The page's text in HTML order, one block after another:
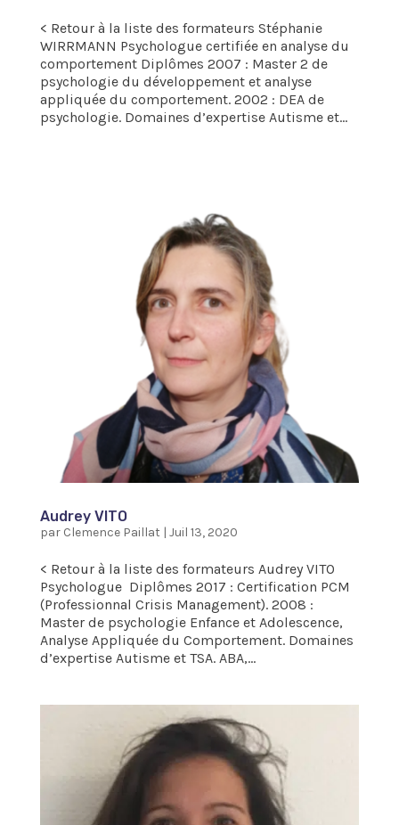
< Retour à la liste des formateurs Stéphanie
WIRRMANN Psychologue certifiée en analyse du
comportement Diplômes 2007 : Master 2 de
psychologie du développement et analyse
appliquée du comportement. 2002 : DEA de
psychologie. Domaines d’expertise Autisme et...
Audrey VITO
par Clemence Paillat | Juil 13, 2020
< Retour à la liste des formateurs Audrey VITO
Psychologue Diplômes 2017 : Certification PCM
(Professionnal Crisis Management). 2008 :
Master de psychologie Enfance et Adolescence,
Analyse Appliquée du Comportement. Domaines
d’expertise Autisme et TSA. ABA,...